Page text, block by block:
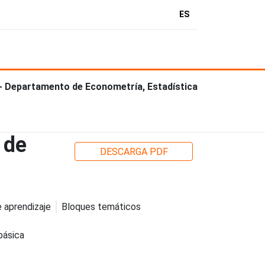
ES
de Econometría, Estadística
DESCARGA PDF
aprendizaje Bloques temáticos